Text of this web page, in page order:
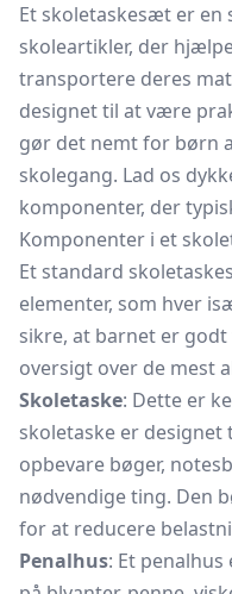
Et skoletaskesæt er en
skoleartikler, der
transportere deres
designet til at være
gør det nemt for børn
skolegang. Lad os
komponenter, der
Komponenter i et
Et standard
elementer, som hver
sikre, at barnet er
oversigt over de mest
Skoletaske: Dette er
skoletaske er
opbevare bøger,
nødvendige ting. Den
for at reducere
Penalhus: Et